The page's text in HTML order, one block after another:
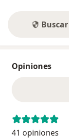
Opiniones
41 opiniones